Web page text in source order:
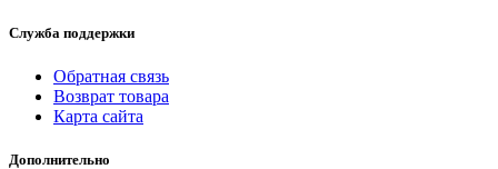
Служба поддержки
Обратная связь
Возврат товара
Карта сайта
Дополнительно